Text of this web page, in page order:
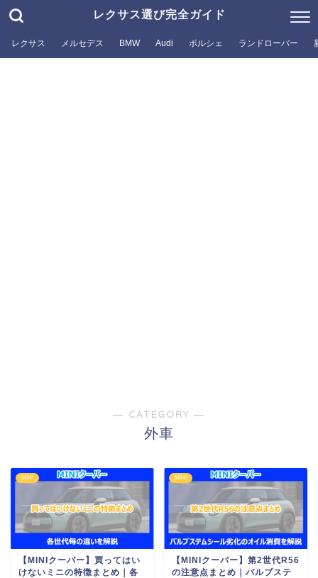
レクサス選び完全ガイド
レクサス メルセデス BMW Audi ポルシェ ランドローバー
― CATEGORY ―
外車
MINI
【MINIクーパー】買ってはい
けないミニの特徴まとめ｜各
MINI
【MINIクーパー】第2世代R56
の注意点まとめ｜バルブステ